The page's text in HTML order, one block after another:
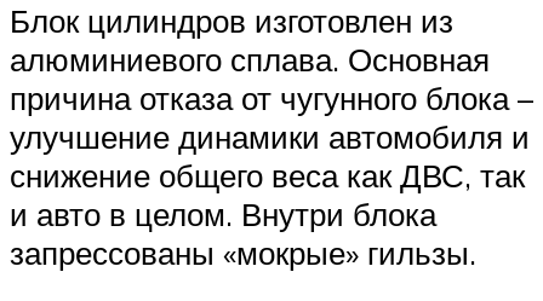
Блок цилиндров изготовлен из
алюминиевого сплава. Основная
причина отказа от чугунного блока –
улучшение динамики автомобиля и
снижение общего веса как ДВС, так
и авто в целом. Внутри блока
запрессованы «мокрые» гильзы.